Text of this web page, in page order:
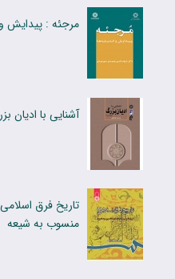
مرجئه : پیدایش
آشنایی با ادیان
منسوب به شیعه